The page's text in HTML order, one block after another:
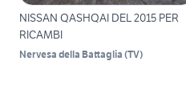
NISSAN QASHQAI DEL 2015 PER
RICAMBI
Nervesa della Battaglia (TV)